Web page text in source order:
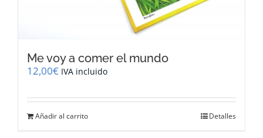
Me voy a comer el mundo
12,00€ IVA incluido
Añadir al carrito Detalles